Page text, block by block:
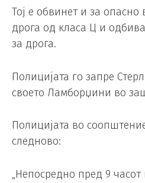
Тој е обвинет и за
дрога од класа Ц и
за дрога.
Полицијата го запре
своето Ламборџини во
Полицијата во
следново:
„Непосредно пред 9